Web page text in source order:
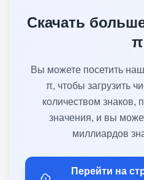
Скачать
π
Вы можете посетить
π, чтобы загрузить
количеством
значения, и вы
миллиардов
Перейти на